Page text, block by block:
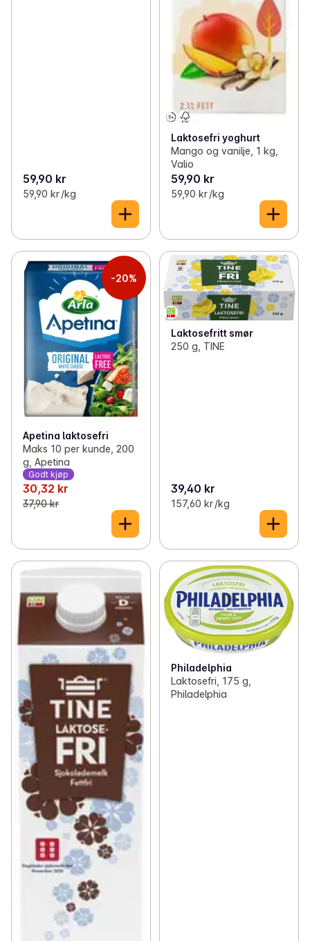
59,90 kr
59,90 kr /kg
Laktosefri yoghurt
Mango og vanilje, 1 kg,
Valio
59,90 kr
59,90 kr /kg
-20%
Apetina laktosefri
Maks 10 per kunde, 200
g, Apetina
Godt kjøp
30,32 kr
37,90 kr
Laktosefritt smør
250 g, TINE
39,40 kr
157,60 kr /kg
Philadelphia
Laktosefri, 175 g,
Philadelphia